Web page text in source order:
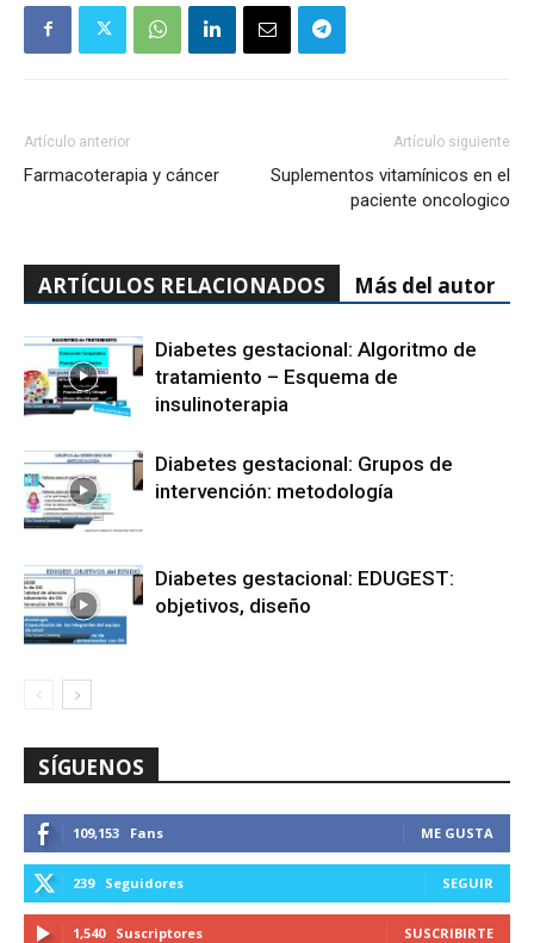
Artículo anterior
Farmacoterapia y cáncer
Artículo siguiente
Suplementos vitamínicos en el
paciente oncologico
ARTÍCULOS RELACIONADOS Más del autor
Diabetes gestacional: Algoritmo de
tratamiento – Esquema de
insulinoterapia
Diabetes gestacional: Grupos de
intervención: metodología
Diabetes gestacional: EDUGEST:
objetivos, diseño
SÍGUENOS
109,153 Fans ME GUSTA
239 Seguidores SEGUIR
1,540 Suscriptores SUSCRIBIRTE